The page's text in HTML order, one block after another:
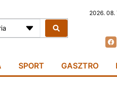
2026. 08.
SPORT GASZTRO